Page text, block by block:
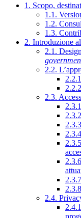
1. Scopo,
1.1.
1.2.
1.3.
2. Introduzione
2.1.
2.2.
2.3.
2.4.